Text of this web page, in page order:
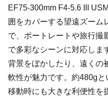
EF75-300mm F4-5.6 III
囲をカバーする望遠ズーム
で、ポートレートや旅行撮
で多彩なシーンに対応しま
背景をぼかしたり、遠くの
軟性が魅力です。約480g
移動時にも大きな利便性を